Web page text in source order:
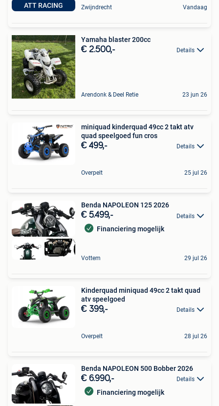
ATT RACING Zwijndrecht Vandaag
Yamaha blaster 200cc
€ 2.500,- Details
Arendonk & Deel Retie 23 jun 26
miniquad kinderquad 49cc 2 takt atv
quad speelgoed fun cros
€ 499,- Details
Overpelt 25 jul 26
Benda NAPOLEON 125 2026
€ 5.499,- Details
Financiering mogelijk
Vottem 29 jul 26
Kinderquad miniquad 49cc 2 takt quad
atv speelgoed
€ 399,- Details
Overpelt 28 jul 26
Benda NAPOLEON 500 Bobber 2026
€ 6.990,- Details
Financiering mogelijk